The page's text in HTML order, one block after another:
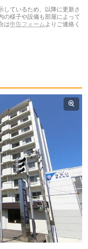
ているため、以降に更新さ
の様子や設備も部屋によって
は申告フォームよりご連絡く